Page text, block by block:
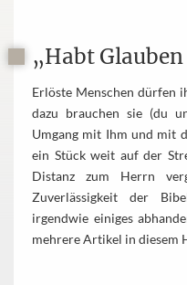
„Habt
Erlöste Menschen dürfen
dazu brauchen sie (du
Umgang mit Ihm und mit
ein Stück weit auf der
Distanz zum Herrn
Zuverlässigkeit der
irgendwie einiges
mehrere Artikel in diesem